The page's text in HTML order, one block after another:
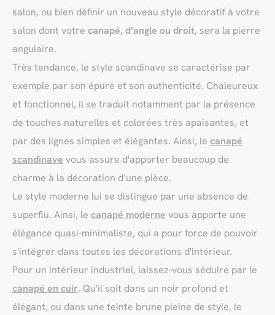
salon, ou bien définir un nouveau style décoratif à votre
salon dont votre canapé, d’angle ou droit, sera la pierre
angulaire.
Très tendance, le style scandinave se caractérise par
exemple par son épure et son authenticité. Chaleureux
et fonctionnel, il se traduit notamment par la présence
de touches naturelles et colorées très apaisantes, et
par des lignes simples et élégantes. Ainsi, le canapé
scandinave vous assure d'apporter beaucoup de
charme à la décoration d’une pièce.
Le style moderne lui se distingue par une absence de
superflu. Ainsi, le canapé moderne vous apporte une
élégance quasi-minimaliste, qui a pour force de pouvoir
s'intégrer dans toutes les décorations d'intérieur.
Pour un intérieur industriel, laissez-vous séduire par le
canapé en cuir. Qu'il soit dans un noir profond et
élégant, ou dans une teinte brune pleine de style, le